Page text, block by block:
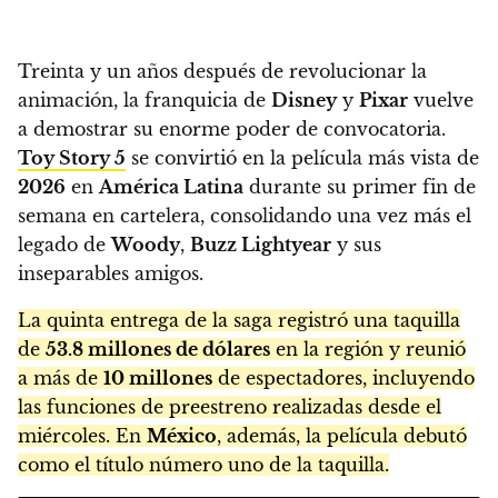
Treinta y un años después de revolucionar la
animación, la franquicia de Disneyy Pixar vuelve
a demostrar su enorme poder de convocatoria.
Toy Story 5 se convirtió en la película más vista de
2026 enAmérica Latina durante su primer fin de
semana en cartelera, consolidando una vez más el
legado deWoody, Buzz Lightyear y sus
inseparables amigos.
La quinta entrega de la saga registró una taquilla
de 53.8 millones de dólares en la región y reunió
a más de 10 millones de espectadores, incluyendo
las funciones de preestreno realizadas desde el
miércoles. En México, además, la película debutó
como el título número uno de la taquilla.